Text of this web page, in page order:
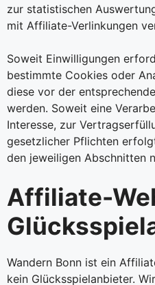
zur statistischen
mit Affiliate-Verlinkungen
Soweit Einwilligungen
bestimmte Cookies oder
diese vor der
werden. Soweit eine
Interesse, zur
gesetzlicher Pflichten
den jeweiligen Abschnitten
Affiliate-
Wandern Bonn ist ein
kein Glücksspielanbieter.